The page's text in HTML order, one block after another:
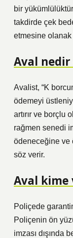
bir
takdirde çek
etmesine olanak
Aval
Avalist, “K
ödemeyi
artırır ve borçlu
rağmen senedi
ödeneceğine ve
söz verir.
Aval
Poliçede
Poliçenin ön
imzası dışında